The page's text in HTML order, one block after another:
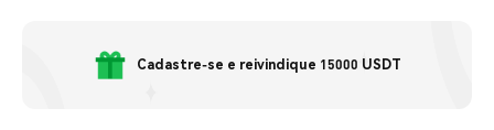
Cadastre-se e reivindique 15000 USDT